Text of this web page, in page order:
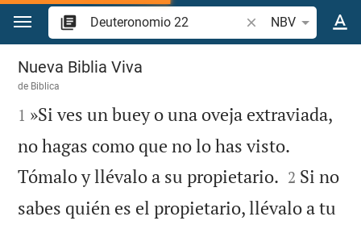
Ir a un contenido
Buscar versículo
NBV
Deuteronomio 22
Nueva Biblia Viva
de Biblica

1 »Si ves un buey o una oveja extraviada,
no hagas como que no lo has visto.
Tómalo y llévalo a su propietario. 

2 Si no
sabes quién es el propietario, llévalo a tu